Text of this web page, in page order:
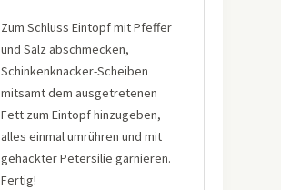
Zum Schluss Eintopf mit Pfeffer
und Salz abschmecken,
Schinkenknacker-Scheiben
mitsamt dem ausgetretenen
Fett zum Eintopf hinzugeben,
alles einmal umrühren und mit
gehackter Petersilie garnieren.
Fertig!